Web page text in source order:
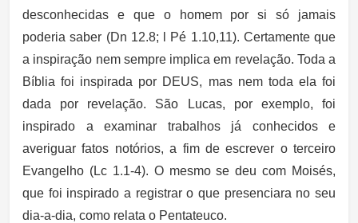
desconhecidas e que o homem por si só jamais
poderia saber (Dn 12.8; l Pé 1.10,11). Certamente que
a inspiração nem sempre implica em revelação. Toda a
Bíblia foi inspirada por DEUS, mas nem toda ela foi
dada por revelação. São Lucas, por exemplo, foi
inspirado a examinar trabalhos já conhecidos e
averiguar fatos notórios, a fim de escrever o terceiro
Evangelho (Lc 1.1-4). O mesmo se deu com Moisés,
que foi inspirado a registrar o que presenciara no seu
dia-a-dia, como relata o Pentateuco.